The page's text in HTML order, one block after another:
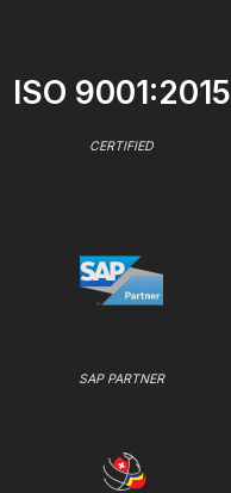
ISO 9001:2015
CERTIFIED
SAP PARTNER